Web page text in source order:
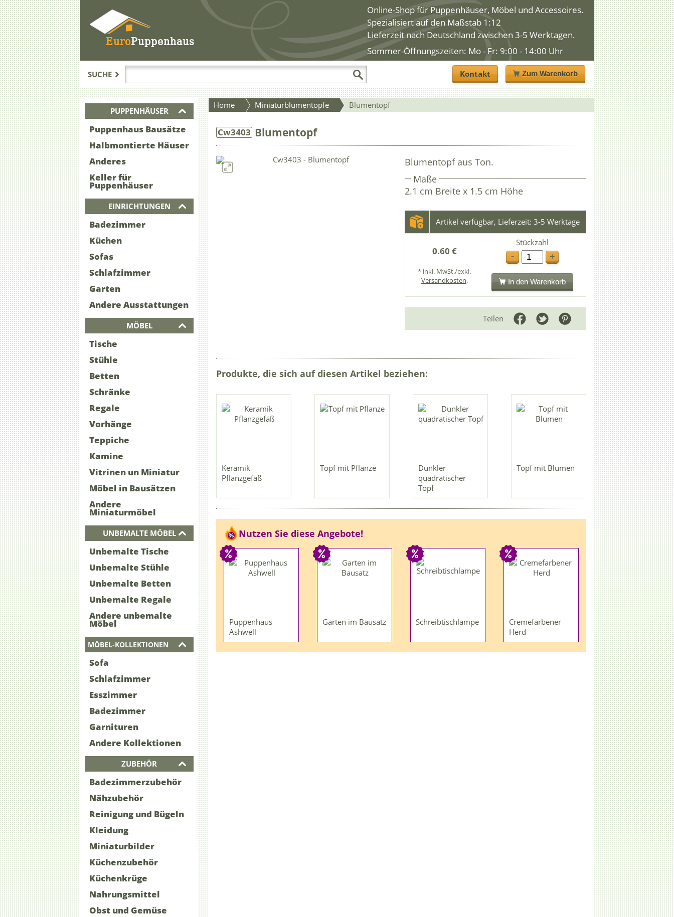
EuroPuppenhaus
Online-Shop für Puppenhäuser, Möbel und Accessoires.
Spezialisiert auf den Maßstab 1:12
Lieferzeit nach Deutschland zwischen 3-5 Werktagen.
Sommer-Öffnungszeiten: Mo - Fr: 9:00 - 14:00 Uhr
SUCHE Kontakt Zum Warenkorb
PUPPENHÄUSER
Puppenhaus Bausätze
Halbmontierte Häuser
Anderes
Keller für
Puppenhäuser
EINRICHTUNGEN
Badezimmer
Küchen
Sofas
Schlafzimmer
Garten
Andere Ausstattungen
MÖBEL
Tische
Stühle
Betten
Schränke
Regale
Vorhänge
Teppiche
Kamine
Vitrinen un Miniatur
Möbel in Bausätzen
Andere
Miniaturmöbel
UNBEMALTE MÖBEL
Unbemalte Tische
Unbemalte Stühle
Unbemalte Betten
Unbemalte Regale
Andere unbemalte
Möbel
MÖBEL-KOLLEKTIONEN
Sofa
Schlafzimmer
Esszimmer
Badezimmer
Garnituren
Andere Kollektionen
ZUBEHÖR
Badezimmerzubehör
Nähzubehör
Reinigung und Bügeln
Kleidung
Miniaturbilder
Küchenzubehör
Küchenkrüge
Nahrungsmittel
Obst und Gemüse
Home Miniaturblumentöpfe Blumentopf
Cw3403 Blumentopf
Blumentopf aus Ton.
Maße
2.1 cm Breite x 1.5 cm Höhe
Artikel verfügbar, Lieferzeit: 3-5 Werktage
0.60 €
* inkl. MwSt./exkl.
Versandkosten.
Stückzahl
-
+
In den Warenkorb
Teilen
Produkte, die sich auf diesen Artikel beziehen:
Keramik
Pflanzgefäß
Topf mit Pflanze
Dunkler
quadratischer
Topf
Topf mit Blumen
Nutzen Sie diese Angebote!
Puppenhaus
Ashwell
Garten im Bausatz Schreibtischlampe
Cremefarbener
Herd